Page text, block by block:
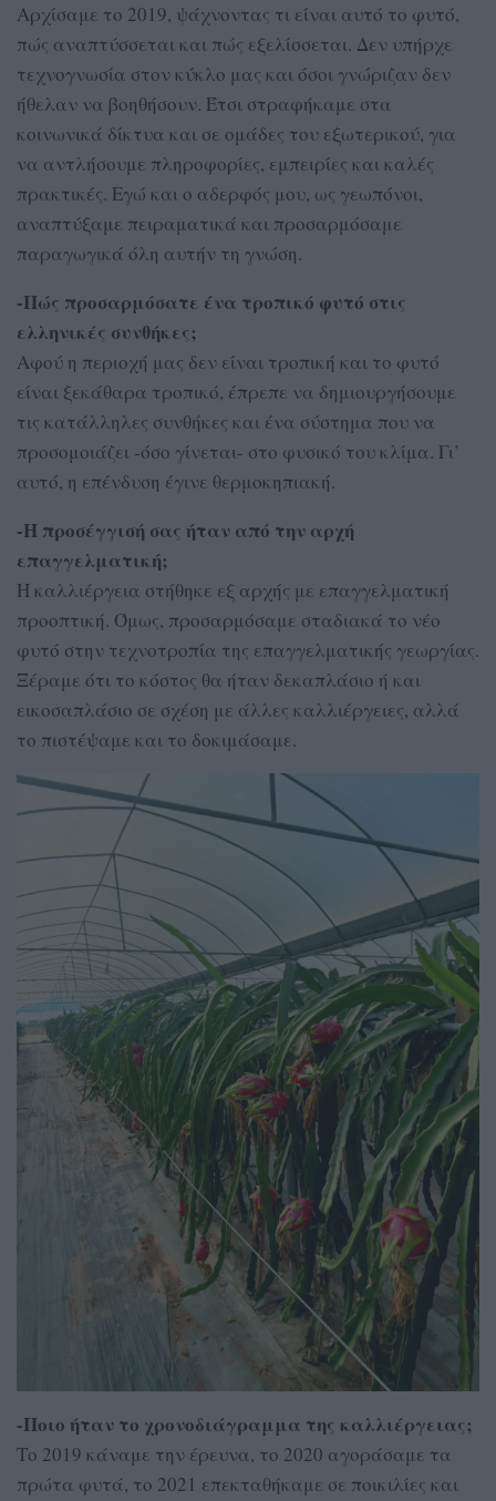
Αρχίσαμε το 2019, ψάχνοντας τι είναι αυτό το φυτό,
πώς αναπτύσσεται και πώς εξελίσσεται. Δεν υπήρχε
τεχνογνωσία στον κύκλο μας και όσοι γνώριζαν δεν
ήθελαν να βοηθήσουν. Έτσι στραφήκαμε στα
κοινωνικά δίκτυα και σε ομάδες του εξωτερικού, για
να αντλήσουμε πληροφορίες, εμπειρίες και καλές
πρακτικές. Εγώ και ο αδερφός μου, ως γεωπόνοι,
αναπτύξαμε πειραματικά και προσαρμόσαμε
παραγωγικά όλη αυτήν τη γνώση.
-Πώς προσαρμόσατε ένα τροπικό φυτό στις
ελληνικές συνθήκες;
Αφού η περιοχή μας δεν είναι τροπική και το φυτό
είναι ξεκάθαρα τροπικό, έπρεπε να δημιουργήσουμε
τις κατάλληλες συνθήκες και ένα σύστημα που να
προσομοιάζει -όσο γίνεται- στο φυσικό του κλίμα. Γι’
αυτό, η επένδυση έγινε θερμοκηπιακή.
-Η προσέγγισή σας ήταν από την αρχή
επαγγελματική;
Η καλλιέργεια στήθηκε εξ αρχής με επαγγελματική
προοπτική. Όμως, προσαρμόσαμε σταδιακά το νέο
φυτό στην τεχνοτροπία της επαγγελματικής γεωργίας.
Ξέραμε ότι το κόστος θα ήταν δεκαπλάσιο ή και
εικοσαπλάσιο σε σχέση με άλλες καλλιέργειες, αλλά
το πιστέψαμε και το δοκιμάσαμε.
-Ποιο ήταν το χρονοδιάγραμμα της καλλιέργειας;
Το 2019 κάναμε την έρευνα, το 2020 αγοράσαμε τα
πρώτα φυτά, το 2021 επεκταθήκαμε σε ποικιλίες και